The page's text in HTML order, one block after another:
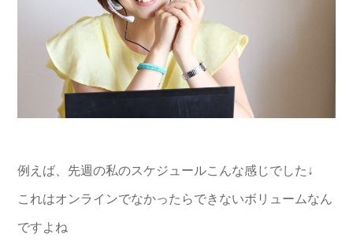
例えば、先週の私のスケジュールこんな感じでした↓
これはオンラインでなかったらできないボリュームなん
ですよね